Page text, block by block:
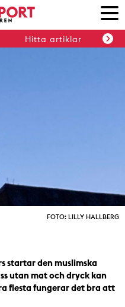
Hitta artiklar
FOTO: LILLY HALLBERG
startar den muslimska
utan mat och dryck kan
flesta fungerar det bra att